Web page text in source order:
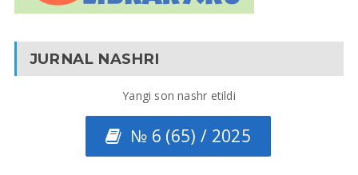
JURNAL NASHRI
Yangi son nashr etildi
№ 6 (65) / 2025